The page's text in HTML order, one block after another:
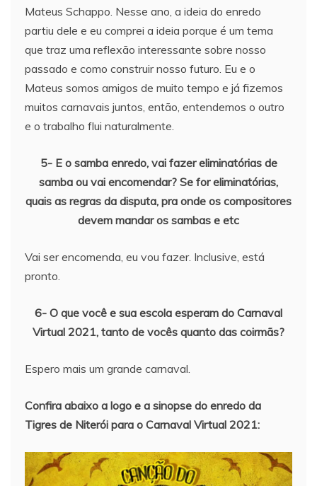
Mateus Schappo. Nesse ano, a ideia do enredo
partiu dele e eu comprei a ideia porque é um tema
que traz uma reflexão interessante sobre nosso
passado e como construir nosso futuro. Eu e o
Mateus somos amigos de muito tempo e já fizemos
muitos carnavais juntos, então, entendemos o outro
e o trabalho flui naturalmente.
5- E o samba enredo, vai fazer eliminatórias de
samba ou vai encomendar? Se for eliminatórias,
quais as regras da disputa, pra onde os compositores
devem mandar os sambas e etc
Vai ser encomenda, eu vou fazer. Inclusive, está
pronto.
6- O que você e sua escola esperam do Carnaval
Virtual 2021, tanto de vocês quanto das coirmãs?
Espero mais um grande carnaval.
Confira abaixo a logo e a sinopse do enredo da
Tigres de Niterói para o Carnaval Virtual 2021: